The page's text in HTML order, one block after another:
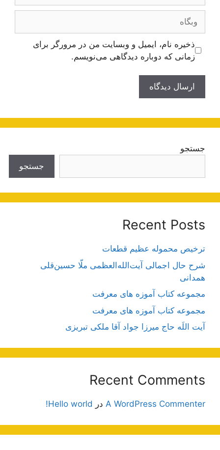
وبگاه
ذخیره نام، ایمیل و وبسایت من در مرورگر برای
زمانی که دوباره دیدگاهی می‌نویسم.
جستجو
جستجو
Recent Posts
ترخیص محموله عظیم قطعات
شرح حال اجمالی آیت‌الله‌العظمی ملّا حسین‌قلی
همدانی
مجموعه کتاب آموزه های معرفت
مجموعه کتاب آموزه های معرفت
آیت اللَه حاج میرزا جواد آقا ملکی تبریزی
Recent Comments
A WordPress Commenter در Hello world!